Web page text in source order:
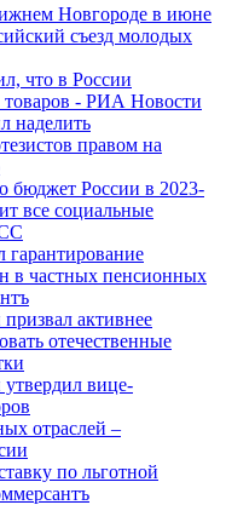
Новгороде в июне
съезд молодых
что в России
товаров - РИА Новости
наделить
правом на
бюджет России в 2023-
все социальные
в частных пенсионных
активнее
отечественные
вице-
отраслей –
по льготной